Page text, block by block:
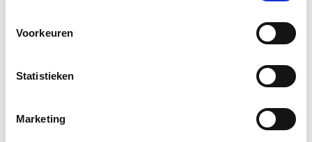
Voorkeuren
Statistieken
Marketing
schaatsen. Automaat met
snacks en dranken aanwezig
Chalet op het ijs
Warme dranken en snacks
tijdens piekmomenten,